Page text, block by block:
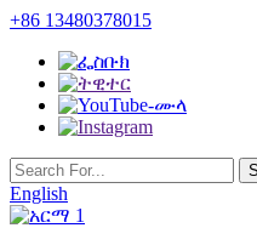
+86 13480378015
English